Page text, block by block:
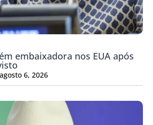
embaixadora nos EUA após
agosto 6, 2026